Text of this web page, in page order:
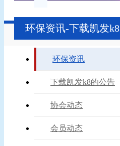
环保资讯-下载凯发k8
环保资讯
下载凯发k8的公告
协会动态
会员动态